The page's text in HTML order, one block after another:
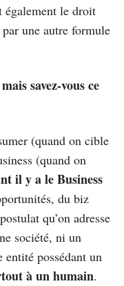
également le droit
une autre formule
savez-vous ce
(quand on cible
(quand on
il y a le Business
du biz
qu’on adresse
société, ni un
possédant un
à un humain.